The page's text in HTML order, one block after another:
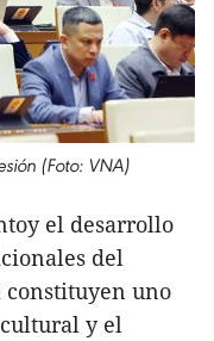
(Foto: VNA)
el desarrollo
del
uno
y el